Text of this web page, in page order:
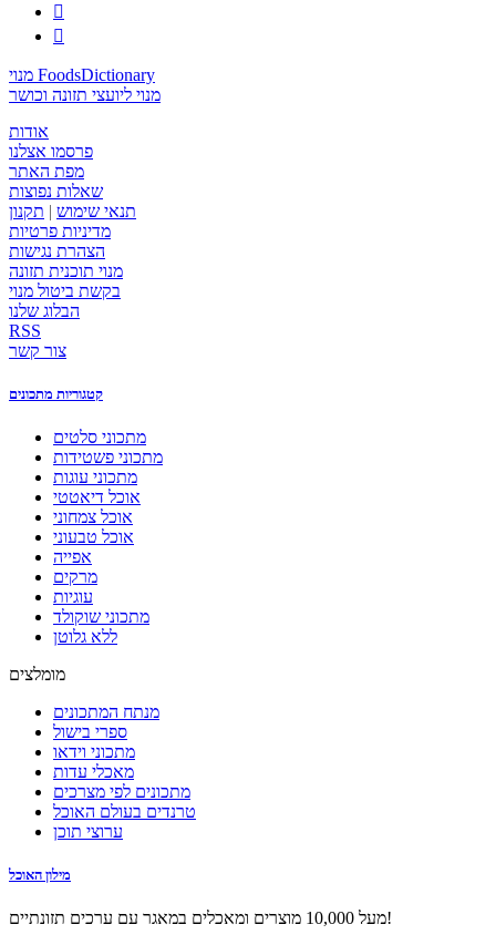


מנוי FoodsDictionary
מנוי ליועצי תזונה וכושר
אודות
פרסמו אצלנו
מפת האתר
שאלות נפוצות
תנאי שימוש | תקנון
מדיניות פרטיות
הצהרת נגישות
מנוי תוכנית תזונה
בקשת ביטול מנוי
הבלוג שלנו
RSS
צור קשר
קטגוריות מתכונים
מתכוני סלטים
מתכוני פשטידות
מתכוני עוגות
אוכל דיאטטי
אוכל צמחוני
אוכל טבעוני
אפייה
מרקים
עוגיות
מתכוני שוקולד
ללא גלוטן
מומלצים
מנתח המתכונים
ספרי בישול
מתכוני וידאו
מאכלי עדות
מתכונים לפי מצרכים
טרנדים בעולם האוכל
ערוצי תוכן
מילון האוכל
מעל 10,000 מוצרים ומאכלים במאגר עם ערכים תזונתיים!